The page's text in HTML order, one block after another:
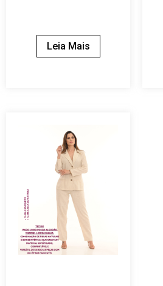
Leia Mais